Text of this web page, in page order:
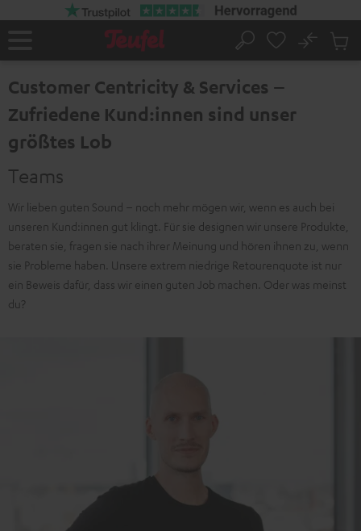
Startseite
Suche
No
Customer Centricity & Services –
Zufriedene Kund:innen sind unser
größtes Lob
Teams
Wir lieben guten Sound – noch mehr mögen wir, wenn es auch bei
unseren Kund:innen gut klingt. Für sie designen wir unsere Produkte,
beraten sie, fragen sie nach ihrer Meinung und hören ihnen zu, wenn
sie Probleme haben. Unsere extrem niedrige Retourenquote ist nur
ein Beweis dafür, dass wir einen guten Job machen. Oder was meinst
du?